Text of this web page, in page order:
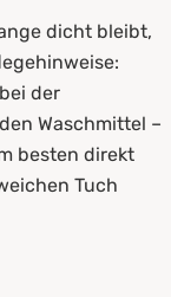
dicht bleibt,
der
Waschmittel –
besten direkt
Tuch